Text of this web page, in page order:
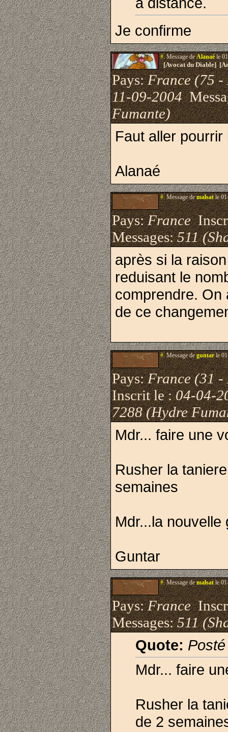
Je confirme
#.Message deAlanaéle
[Avocat du Diable]
Pays:France (75 -
11-09-2004
Fumante)
Faut aller
Alanaé
#.Message demalsatle
Pays:France
Messages:511
après si la
reduisant le
comprendre. On
de ce
#.Message deguntarle
Pays:France (31 -
Inscrit le :04-04-
7288 (Hydre
Mdr... faire une
Rusher la
semaines
Mdr...la nouvelle
Guntar
#.Message demalsatle
Pays:France
Messages:511
Quote:
Mdr... faire
Rusher la
de 2